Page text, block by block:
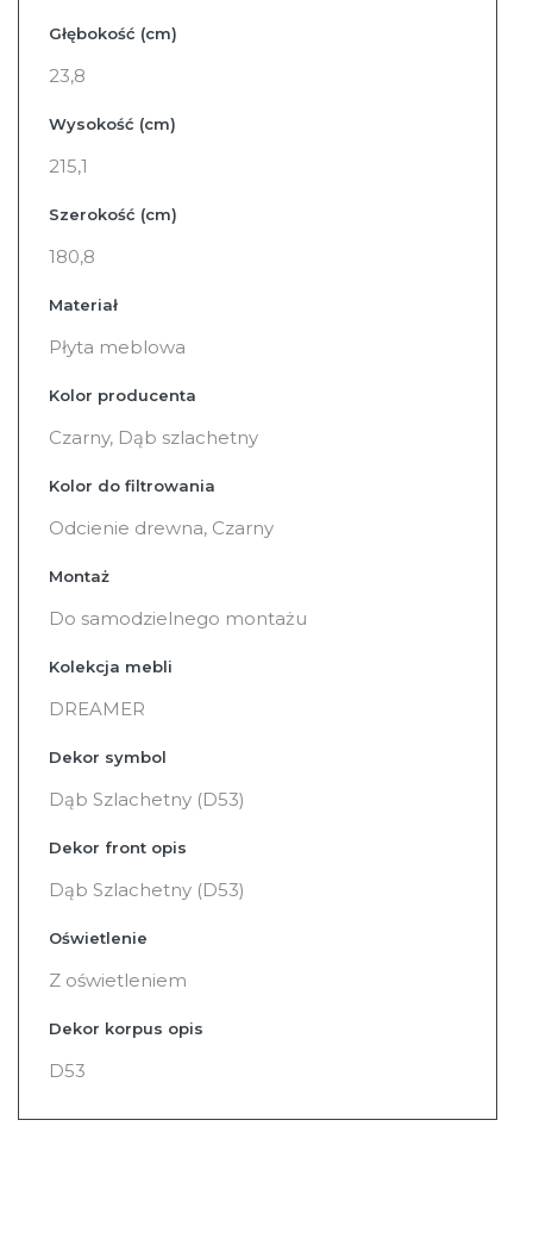
Głębokość (cm)
23,8
Wysokość (cm)
215,1
Szerokość (cm)
180,8
Materiał
Płyta meblowa
Kolor producenta
Czarny, Dąb szlachetny
Kolor do filtrowania
Odcienie drewna, Czarny
Montaż
Do samodzielnego montażu
Kolekcja mebli
DREAMER
Dekor symbol
Dąb Szlachetny (D53)
Dekor front opis
Dąb Szlachetny (D53)
Oświetlenie
Z oświetleniem
Dekor korpus opis
D53